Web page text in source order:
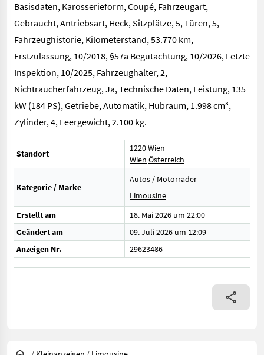
Basisdaten, Karosserieform, Coupé, Fahrzeugart,
Gebraucht, Antriebsart, Heck, Sitzplätze, 5, Türen, 5,
Fahrzeughistorie, Kilometerstand, 53.770 km,
Erstzulassung, 10/2018, §57a Begutachtung, 10/2026, Letzte
Inspektion, 10/2025, Fahrzeughalter, 2,
Nichtraucherfahrzeug, Ja, Technische Daten, Leistung, 135
kW (184 PS), Getriebe, Automatik, Hubraum, 1.998 cm³,
Zylinder, 4, Leergewicht, 2.100 kg.
Standort
1220 Wien
Wien Österreich
Kategorie / Marke
Autos / Motorräder
Limousine
Erstellt am
18. Mai 2026 um 22:00
Geändert am
09. Juli 2026 um 12:09
Anzeigen Nr.
29623486